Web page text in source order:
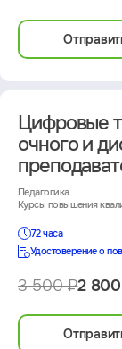
Цифровые
очного и
Педагогика
Курсы повышения
72 часа
Удостоверение о
3 500 ₽2